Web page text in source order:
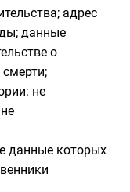
адрес
данные
о
не
данные которых